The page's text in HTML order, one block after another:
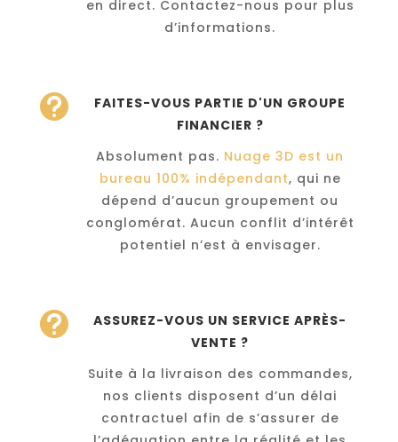
en direct. Contactez-nous pour plus
d’informations.

FAITES-VOUS PARTIE D'UN GROUPE
FINANCIER ?
Absolument pas. Nuage 3D est un
bureau 100% indépendant, qui ne
dépend d’aucun groupement ou
conglomérat. Aucun conflit d’intérêt
potentiel n’est à envisager.

ASSUREZ-VOUS UN SERVICE APRÈS-
VENTE ?
Suite à la livraison des commandes,
nos clients disposent d’un délai
contractuel afin de s’assurer de